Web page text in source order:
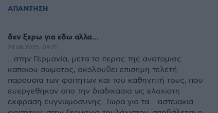
ΑΠΑΝΤΗΣΗ
δεν ξερω για εδω αλλα...
24.06.2025, 09:21
...στην Γερμανία, μετα το περας της ανατομιας
καποιου σωματος, ακολουθει επισημη τελετή
παρουσια των φοιτητων και του καθηγητή τους, που
ευεργεθηκαν απο την διαδικασια ως ελαχιστη
εκφραση ευγνωμοσυνης. Τωρα για τα ...αστειακια